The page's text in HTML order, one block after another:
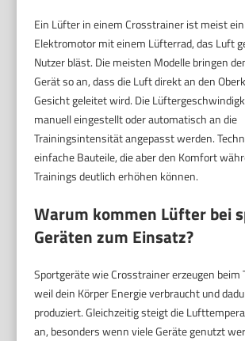
Ein Lüfter in einem Crosstrainer ist meist
Elektromotor mit einem Lüfterrad, das Luft
Nutzer bläst. Die meisten Modelle bringen
Gerät so an, dass die Luft direkt an den
Gesicht geleitet wird. Die
manuell eingestellt oder automatisch an die
Trainingsintensität angepasst werden.
einfache Bauteile, die aber den Komfort
Trainings deutlich erhöhen können.
Warum kommen Lüfter bei
Geräten zum Einsatz?
Sportgeräte wie Crosstrainer erzeugen beim
weil dein Körper Energie verbraucht und
produziert. Gleichzeitig steigt die
an, besonders wenn viele Geräte genutzt